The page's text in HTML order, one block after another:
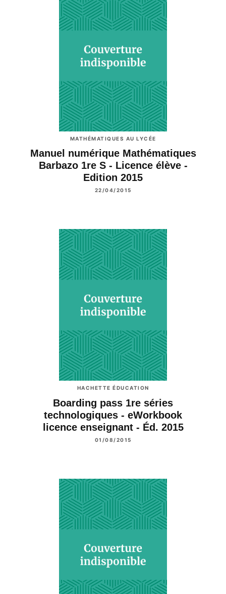
MATHÉMATIQUES AU LYCÉE
Manuel numérique Mathématiques
Barbazo 1re S - Licence élève -
Edition 2015
22/04/2015
HACHETTE ÉDUCATION
Boarding pass 1re séries
technologiques - eWorkbook
licence enseignant - Éd. 2015
01/08/2015